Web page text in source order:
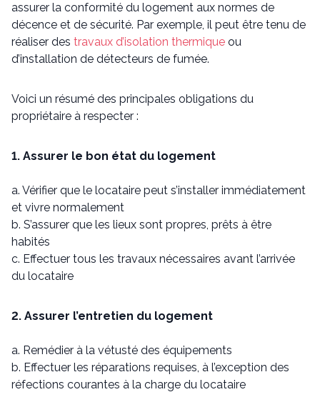
assurer la conformité du logement aux normes de
décence et de sécurité. Par exemple, il peut être tenu de
réaliser des travaux d’isolation thermique ou
d’installation de détecteurs de fumée.
Voici un résumé des principales obligations du
propriétaire à respecter :
1. Assurer le bon état du logement
a. Vérifier que le locataire peut s’installer immédiatement
et vivre normalement
b. S’assurer que les lieux sont propres, prêts à être
habités
c. Effectuer tous les travaux nécessaires avant l’arrivée
du locataire
2. Assurer l’entretien du logement
a. Remédier à la vétusté des équipements
b. Effectuer les réparations requises, à l’exception des
réfections courantes à la charge du locataire